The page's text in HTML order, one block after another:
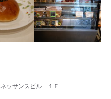
ッサンスビル １Ｆ